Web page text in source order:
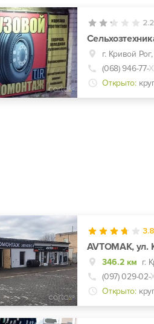
2.2
г. Кривой
(068) 946-77-
Открыто:
3.8
AVTOMAK, ул.
346.2 км
(097) 029-02-
Открыто: